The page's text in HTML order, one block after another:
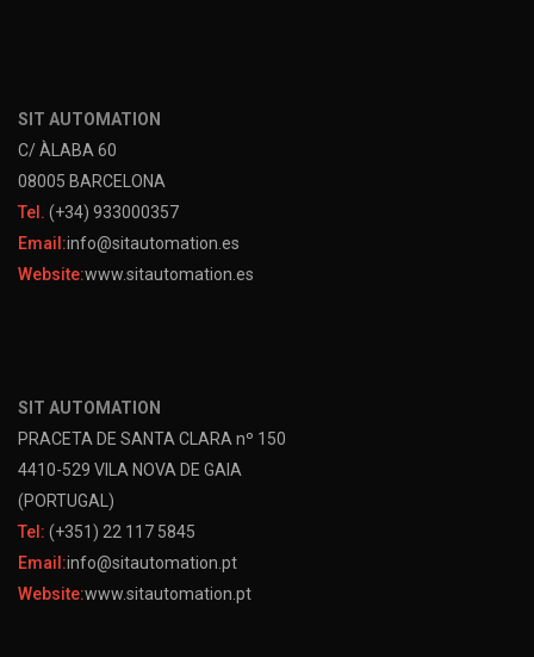
SIT AUTOMATION
C/ ÀLABA 60
08005 BARCELONA
Tel. (+34) 933000357
Email:info@sitautomation.es
Website:www.sitautomation.es
SIT AUTOMATION
PRACETA DE SANTA CLARA nº 150
4410-529 VILA NOVA DE GAIA
(PORTUGAL)
Tel: (+351) 22 117 5845
Email:info@sitautomation.pt
Website:www.sitautomation.pt